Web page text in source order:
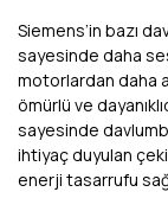
Siemens’in bazı
sayesinde daha
motorlardan daha
ömürlü ve
sayesinde
ihtiyaç duyulan
enerji tasarrufu